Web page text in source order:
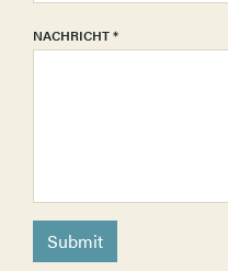
NACHRICHT*
Submit